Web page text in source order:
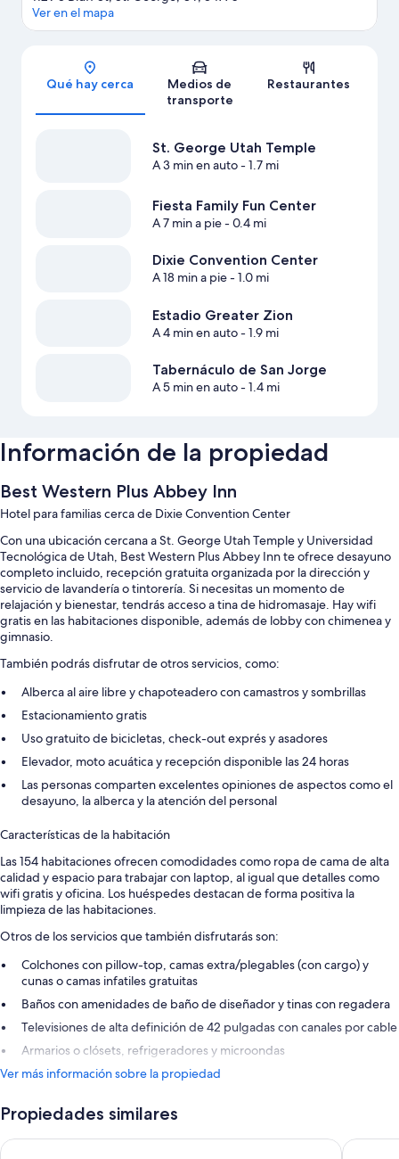
Sección del mapa
Ver en el mapa
Qué hay cerca
Medios de
transporte
Restaurantes
St. George Utah Temple
A 3 min en auto- 1.7 mi
Fiesta Family Fun Center
A 7 min a pie- 0.4 mi
Dixie Convention Center
A 18 min a pie- 1.0 mi
Estadio Greater Zion
A 4 min en auto- 1.9 mi
Tabernáculo de San Jorge
A 5 min en auto- 1.4 mi
Información de la propiedad
Best Western Plus Abbey Inn
Hotel para familias cerca de Dixie Convention Center
Con una ubicación cercana a St. George Utah Temple y Universidad
Tecnológica de Utah, Best Western Plus Abbey Inn te ofrece desayuno
completo incluido, recepción gratuita organizada por la dirección y
servicio de lavandería o tintorería. Si necesitas un momento de
relajación y bienestar, tendrás acceso a tina de hidromasaje. Hay wifi
gratis en las habitaciones disponible, además de lobby con chimenea y
gimnasio.
También podrás disfrutar de otros servicios, como:
Alberca al aire libre y chapoteadero con camastros y sombrillas
Estacionamiento gratis
Uso gratuito de bicicletas, check-out exprés y asadores
Elevador, moto acuática y recepción disponible las 24 horas
Las personas comparten excelentes opiniones de aspectos como el
desayuno, la alberca y la atención del personal
Características de la habitación
Las 154 habitaciones ofrecen comodidades como ropa de cama de alta
calidad y espacio para trabajar con laptop, al igual que detalles como
wifi gratis y oficina. Los huéspedes destacan de forma positiva la
limpieza de las habitaciones.
Otros de los servicios que también disfrutarás son:
Colchones con pillow-top, camas extra/plegables (con cargo) y
cunas o camas infatiles gratuitas
Baños con amenidades de baño de diseñador y tinas con regadera
Televisiones de alta definición de 42 pulgadas con canales por cable
Armarios o clósets, refrigeradores y microondas
Ver más información sobre la propiedad
Propiedades similares
La Quinta Inn & Suites by Wyndham St. George Best